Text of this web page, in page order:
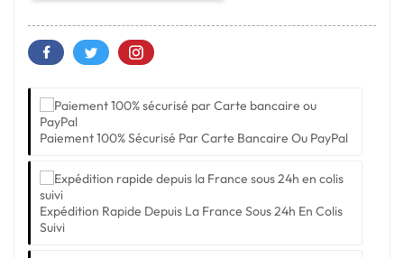
Paiement 100% Sécurisé Par Carte Bancaire Ou PayPal
Expédition Rapide Depuis La France Sous 24h En Colis
Suivi